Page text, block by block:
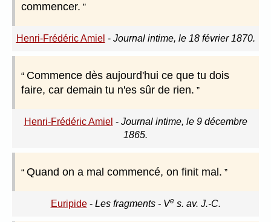
commencer.
Henri-Frédéric Amiel - Journal intime, le 18 février 1870.
Commence dès aujourd'hui ce que tu dois
faire, car demain tu n'es sûr de rien.
Henri-Frédéric Amiel - Journal intime, le 9 décembre
1865.
Quand on a mal commencé, on finit mal.
Euripide- Les fragments - Ves. av. J.-C.